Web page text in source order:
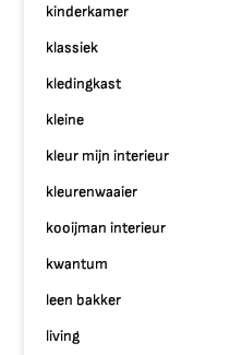
kinderkamer
klassiek
kledingkast
kleine
kleur mijn interieur
kleurenwaaier
kooijman interieur
kwantum
leen bakker
living